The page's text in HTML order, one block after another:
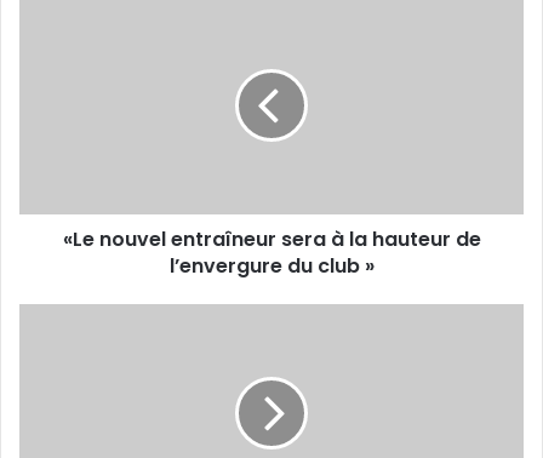
l’envergure
«Le nouvel entraîneur sera à la hauteur de
l’envergure du club »